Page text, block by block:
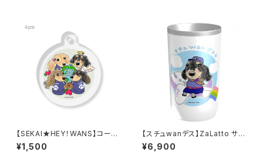
【SEKAI★HEY！WANS】コーテ
ィング円形キーホルダー
¥1,500
【スチュwanデス】ZaLatto サー
モタンブラー 450ml
¥6,900